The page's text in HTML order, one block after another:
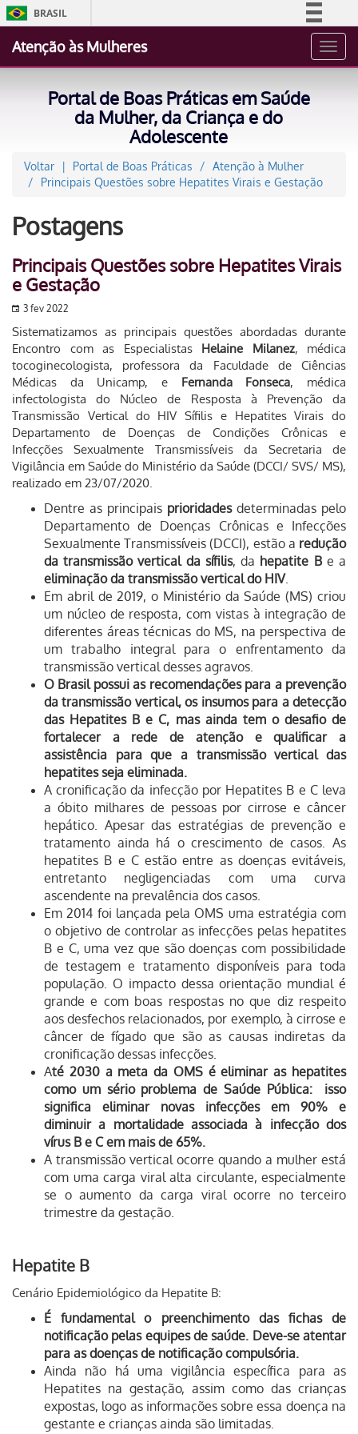
BRASIL
Acesso à informação
Canais
Atenção às Mulheres
Portal de Boas Práticas em Saúde
da Mulher, da Criança e do
Adolescente
Voltar Portal de Boas Práticas
Atenção à Mulher
Principais Questões sobre Hepatites Virais e Gestação
Postagens
Principais Questões sobre Hepatites Virais
e Gestação
3 fev 2022
Sistematizamos as principais questões abordadas durante
Encontro com as Especialistas Helaine Milanez, médica
tocoginecologista, professora da Faculdade de Ciências
Médicas da Unicamp, e Fernanda Fonseca, médica
infectologista do Núcleo de Resposta à Prevenção da
Transmissão Vertical do HIV Sífilis e Hepatites Virais do
Departamento de Doenças de Condições Crônicas e
Infecções Sexualmente Transmissíveis da Secretaria de
Vigilância em Saúde do Ministério da Saúde (DCCI/ SVS/ MS),
realizado em 23/07/2020.
Dentre as principais prioridadesdeterminadas pelo
Departamento de Doenças Crônicas e Infecções
Sexualmente Transmissíveis (DCCI), estão a redução
da transmissão vertical da sífilis, da hepatite Be a
eliminação da transmissão vertical do HIV.
Em abril de 2019, o Ministério da Saúde (MS) criou
um núcleo de resposta, com vistas à integração de
diferentes áreas técnicas do MS, na perspectiva de
um trabalho integral para o enfrentamento da
transmissão vertical desses agravos.
O Brasil possui as recomendações para a prevenção
da transmissão vertical, os insumos para a detecção
das Hepatites B e C, mas ainda tem o desafio de
fortalecer a rede de atenção e qualificar a
assistência para que a transmissão vertical das
hepatites seja eliminada.
A cronificação da infecção por Hepatites B e C leva
a óbito milhares de pessoas por cirrose e câncer
hepático. Apesar das estratégias de prevenção e
tratamento ainda há o crescimento de casos. As
hepatites B e C estão entre as doenças evitáveis,
entretanto negligenciadas com uma curva
ascendente na prevalência dos casos.
Em 2014 foi lançada pela OMS uma estratégia com
o objetivo de controlar as infecções pelas hepatites
B e C, uma vez que são doenças com possibilidade
de testagem e tratamento disponíveis para toda
população. O impacto dessa orientação mundial é
grande e com boas respostas no que diz respeito
aos desfechos relacionados, por exemplo, à cirrose e
câncer de fígado que são as causas indiretas da
cronificação dessas infecções.
Até 2030 a meta da OMS é eliminar as hepatites
como um sério problema de Saúde Pública: isso
significa eliminar novas infecções em 90% e
diminuir a mortalidade associada à infecção dos
vírus B e C em mais de 65%.
A transmissão vertical ocorre quando a mulher está
com uma carga viral alta circulante, especialmente
se o aumento da carga viral ocorre no terceiro
trimestre da gestação.
Hepatite B
Cenário Epidemiológico da Hepatite B:
É fundamental o preenchimento das fichas de
notificação pelas equipes de saúde. Deve-se atentar
para as doenças de notificação compulsória.
Ainda não há uma vigilância específica para as
Hepatites na gestação, assim como das crianças
expostas, logo as informações sobre essa doença na
gestante e crianças ainda são limitadas.